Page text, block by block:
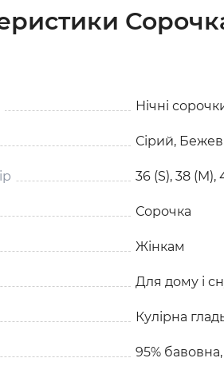
Нічні
Сірий,
36 (S), 38 (M),
Сорочка
Жінкам
Для дому і
Кулірна
95%